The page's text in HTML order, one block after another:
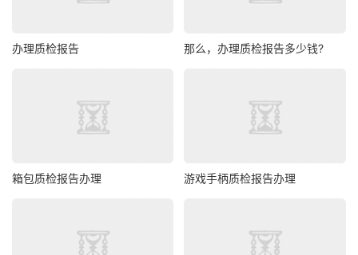
办理质检报告 那么，办理质检报告多少钱?
箱包质检报告办理 游戏手柄质检报告办理